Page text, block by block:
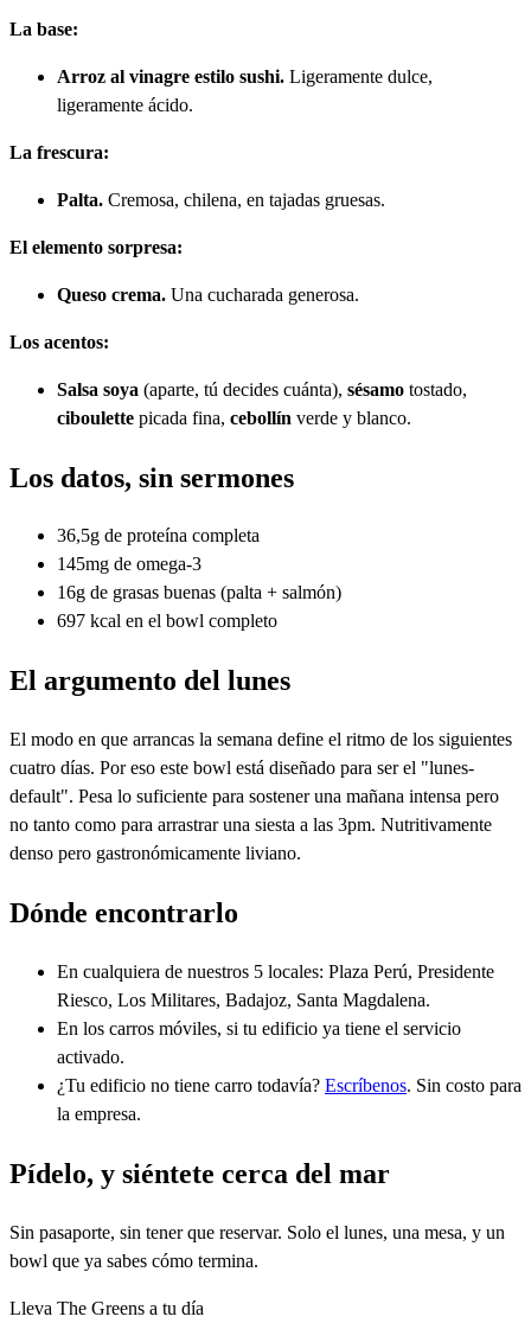
La base:
Arroz al vinagre estilo sushi. Ligeramente dulce,
ligeramente ácido.
La frescura:
Palta. Cremosa, chilena, en tajadas gruesas.
El elemento sorpresa:
Queso crema. Una cucharada generosa.
Los acentos:
Salsa soya (aparte, tú decides cuánta), sésamo tostado,
ciboulette picada fina, cebollín verde y blanco.
Los datos, sin sermones
36,5g de proteína completa
145mg de omega-3
16g de grasas buenas (palta + salmón)
697 kcal en el bowl completo
El argumento del lunes
El modo en que arrancas la semana define el ritmo de los siguientes
cuatro días. Por eso este bowl está diseñado para ser el "lunes-
default". Pesa lo suficiente para sostener una mañana intensa pero
no tanto como para arrastrar una siesta a las 3pm. Nutritivamente
denso pero gastronómicamente liviano.
Dónde encontrarlo
En cualquiera de nuestros 5 locales: Plaza Perú, Presidente
Riesco, Los Militares, Badajoz, Santa Magdalena.
En los carros móviles, si tu edificio ya tiene el servicio
activado.
¿Tu edificio no tiene carro todavía? Escríbenos. Sin costo para
la empresa.
Pídelo, y siéntete cerca del mar
Sin pasaporte, sin tener que reservar. Solo el lunes, una mesa, y un
bowl que ya sabes cómo termina.
Lleva The Greens a tu día